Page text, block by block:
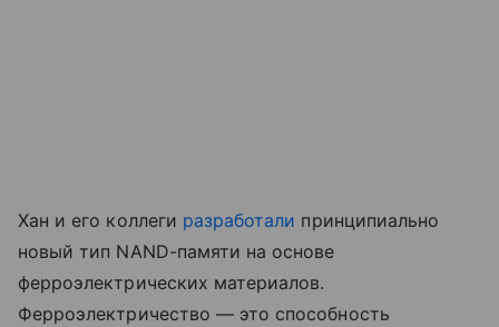
Хан и его коллеги разработали принципиально
новый тип NAND-памяти на основе
ферроэлектрических материалов.
Ферроэлектричество — это способность